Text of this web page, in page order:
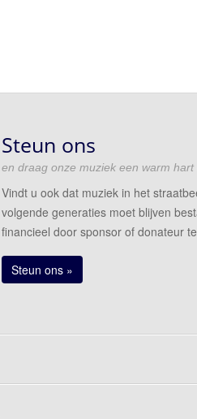
Steun ons
en draag onze muziek een warm hart
Vindt u ook dat muziek in het
volgende generaties moet blijven
financieel door sponsor of donateur
Steun ons »